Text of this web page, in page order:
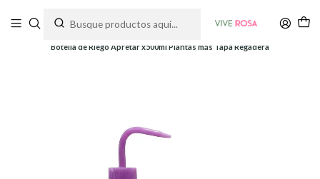
Botella de Riego Apretar x500ml Plantas más Tapa Regadera